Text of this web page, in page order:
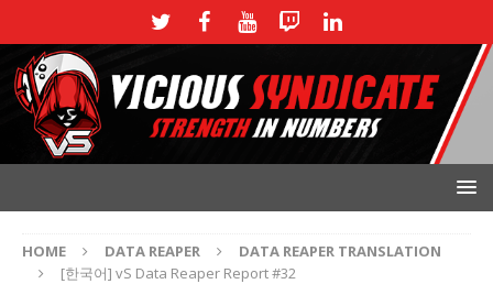
HOME DATA REAPER
DATA REAPER TRANSLATION
[한국어] vS Data Reaper Report #32